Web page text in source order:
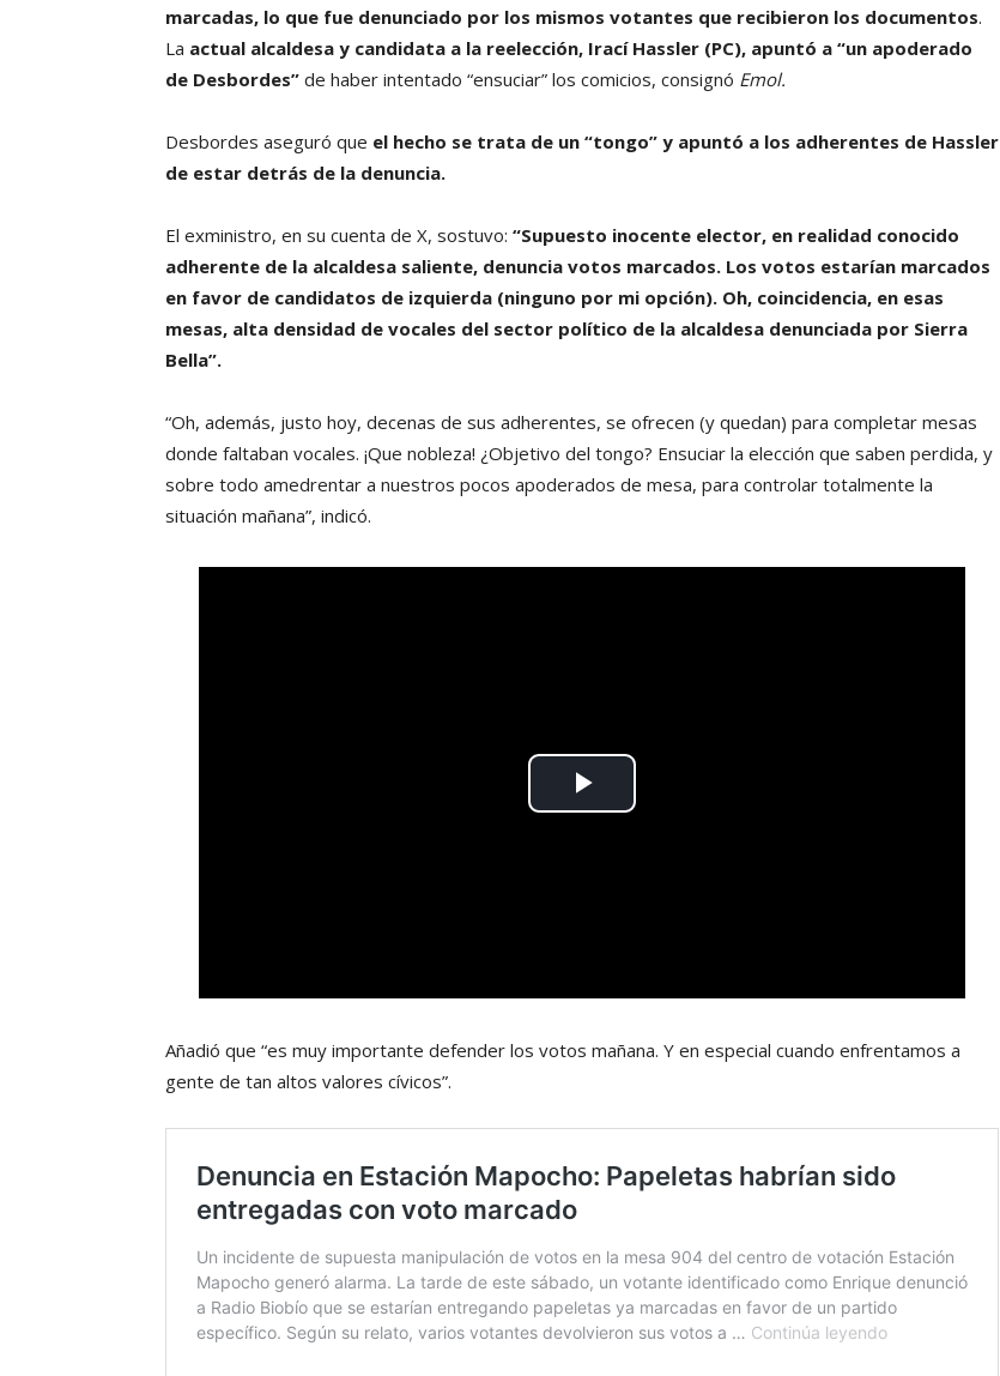
marcadas, lo que fue denunciado por los mismos votantes que recibieron los documentos.
La actual alcaldesa y candidata a la reelección, Irací Hassler (PC), apuntó a “un apoderado
de Desbordes” de haber intentado “ensuciar” los comicios, consignó Emol.
Desbordes aseguró que el hecho se trata de un “tongo” y apuntó a los adherentes de Hassler
de estar detrás de la denuncia.
El exministro, en su cuenta de X, sostuvo: “Supuesto inocente elector, en realidad conocido
adherente de la alcaldesa saliente, denuncia votos marcados. Los votos estarían marcados
en favor de candidatos de izquierda (ninguno por mi opción). Oh, coincidencia, en esas
mesas, alta densidad de vocales del sector político de la alcaldesa denunciada por Sierra
Bella”.
“Oh, además, justo hoy, decenas de sus adherentes, se ofrecen (y quedan) para completar mesas
donde faltaban vocales. ¡Que nobleza! ¿Objetivo del tongo? Ensuciar la elección que saben perdida, y
sobre todo amedrentar a nuestros pocos apoderados de mesa, para controlar totalmente la
situación mañana”, indicó.
Añadió que “es muy importante defender los votos mañana. Y en especial cuando enfrentamos a
gente de tan altos valores cívicos”.